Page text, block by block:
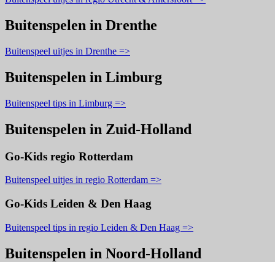
Buitenspelen in Drenthe
Buitenspeel uitjes in Drenthe =>
Buitenspelen in Limburg
Buitenspeel tips in Limburg =>
Buitenspelen in Zuid-Holland
Go-Kids regio Rotterdam
Buitenspeel uitjes in regio Rotterdam =>
Go-Kids Leiden & Den Haag
Buitenspeel tips in regio Leiden & Den Haag =>
Buitenspelen in Noord-Holland